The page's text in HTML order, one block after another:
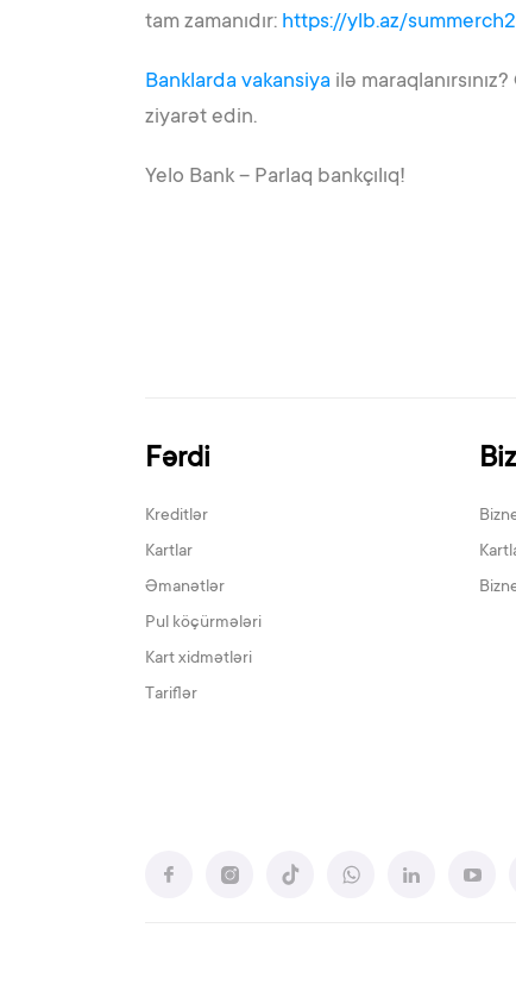
tam zamanıdır: https://ylb.az/
Banklarda vakansiya ilə
ziyarət edin.
Yelo Bank – Parlaq bankçılıq!
Fərdi
Kreditlər
Kartlar
Əmanətlər
Pul köçürmələri
Kart xidmətləri
Tariflər